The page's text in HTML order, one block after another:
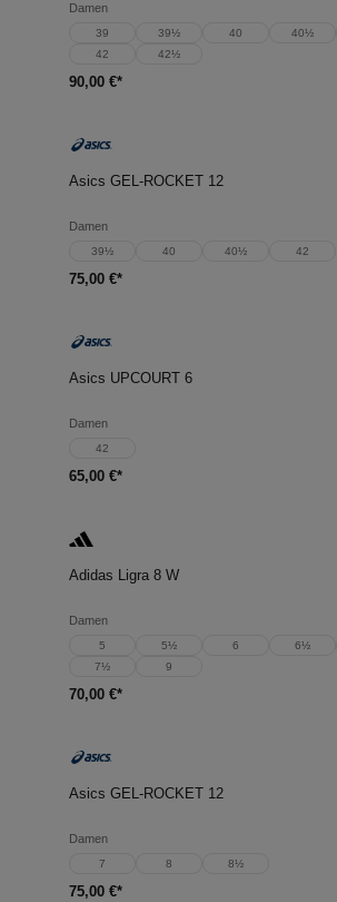
Damen
39 39½ 40 40½
42
42½
90,00 €*
Asics GEL-ROCKET 12
Damen
39½ 40 40½ 42
75,00 €*
Asics UPCOURT 6
Damen
42
65,00 €*
Adidas Ligra 8 W
Damen
5 5½ 6 6½
7½
9
70,00 €*
Asics GEL-ROCKET 12
Damen
7 8 8½
75,00 €*